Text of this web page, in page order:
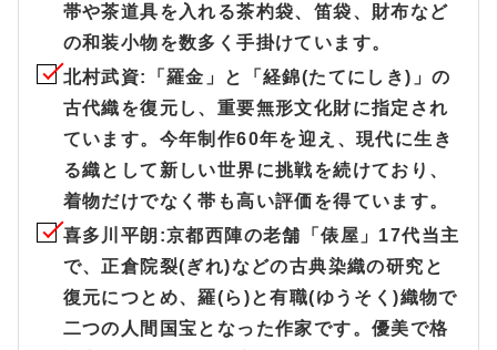
帯や茶道具を入れる茶杓袋、笛袋、財布など
の和装小物を数多く手掛けています。
北村武資:「羅金」と「経錦(たてにしき)」の
古代織を復元し、重要無形文化財に指定され
ています。今年制作60年を迎え、現代に生き
る織として新しい世界に挑戦を続けており、
着物だけでなく帯も高い評価を得ています。
喜多川平朗 :京都西陣の老舗「俵屋」17代当主
で、正倉院裂(ぎれ)などの古典染織の研究と
復元につとめ、羅(ら)と有職(ゆうそく)織物で
二つの人間国宝となった作家です。優美で格